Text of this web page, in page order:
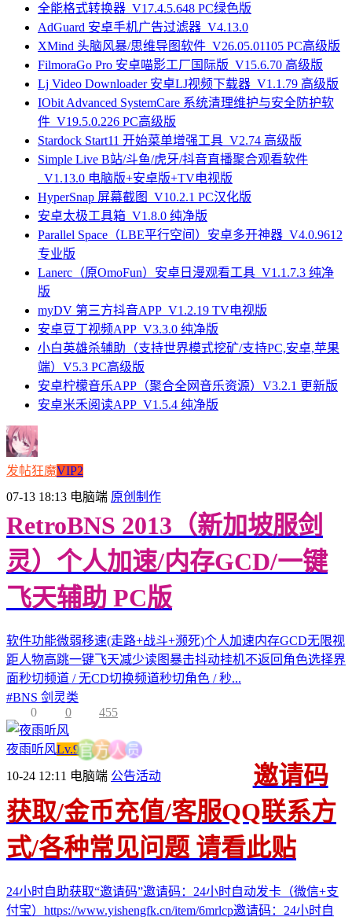
全能格式转换器_V17.4.5.648 PC绿色版
AdGuard 安卓手机广告过滤器_V4.13.0
XMind 头脑风暴/思维导图软件_V26.05.01105 PC高级版
FilmoraGo Pro 安卓喵影工厂国际版_V15.6.70 高级版
Lj Video Downloader 安卓LJ视频下载器_V1.1.79 高级版
IObit Advanced SystemCare 系统清理维护与安全防护软
件_V19.5.0.226 PC高级版
Stardock Start11 开始菜单增强工具_V2.74 高级版
Simple Live B站/斗鱼/虎牙/抖音直播聚合观看软件
_V1.13.0 电脑版+安卓版+TV电视版
HyperSnap 屏幕截图_V10.2.1 PC汉化版
安卓太极工具箱_V1.8.0 纯净版
Parallel Space（LBE平行空间）安卓多开神器_V4.0.9612
专业版
Lanerc（原OmoFun）安卓日漫观看工具_V1.1.7.3 纯净
版
myDV 第三方抖音APP_V1.2.19 TV电视版
安卓豆丁视频APP_V3.3.0 纯净版
小白英雄杀辅助（支持世界模式挖矿/支持PC,安卓,苹果
端）V5.3 PC高级版
安卓柠檬音乐APP（聚合全网音乐资源）V3.2.1 更新版
安卓米禾阅读APP_V1.5.4 纯净版
发帖狂魔VIP2
07-13 18:13 电脑端 原创制作
RetroBNS 2013（新加坡服剑
灵）个人加速/内存GCD/一键
飞天辅助 PC版
软件功能微弱移速(走路+战斗+濒死)个人加速内存GCD无限视
距人物高跳一键飞天减少读图暴击抖动挂机不返回角色选择界
面秒切频道 / 无CD切换频道秒切角色 / 秒...
#BNS 剑灵类
0
0 455
夜雨听风Lv.9官 方 人员
10-24 12:11 电脑端 公告活动
邀请码
获取/金币充值/客服QQ联系方
式/各种常见问题 请看此贴
24小时自助获取“邀请码”邀请码：24小时自动发卡（微信+支
付宝）https://www.yishengfk.cn/item/6mrlcp邀请码：24小时自